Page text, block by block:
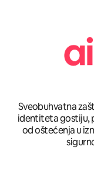
Sveobuhvatna
identiteta gostiju,
od oštećenja u